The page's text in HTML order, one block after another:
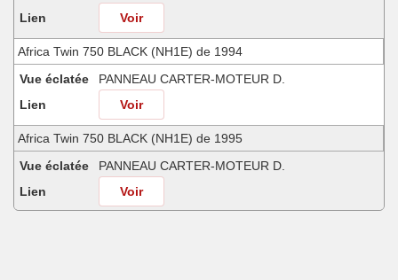
Lien
Voir
Africa Twin 750 BLACK (NH1E) de 1994
Vue éclatée
PANNEAU CARTER-MOTEUR D.
Lien
Voir
Africa Twin 750 BLACK (NH1E) de 1995
Vue éclatée
PANNEAU CARTER-MOTEUR D.
Lien
Voir